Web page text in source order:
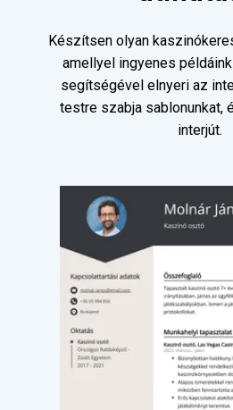
Készítsen olyan
amellyel ingyenes
segítségével elnyeri az
testre szabja sablonunkat,
interjút.